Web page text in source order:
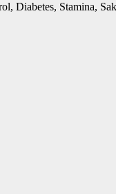
Diabetes, Stamina,